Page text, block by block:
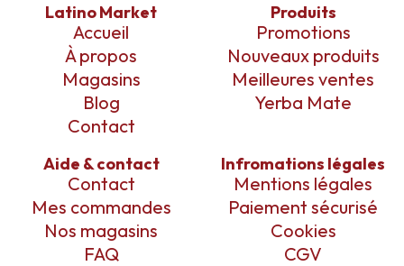
Latino Market
Accueil
À propos
Magasins
Blog
Contact
Produits
Promotions
Nouveaux produits
Meilleures ventes
Yerba Mate
Aide & contact
Contact
Mes commandes
Nos magasins
FAQ
Infromations légales
Mentions légales
Paiement sécurisé
Cookies
CGV